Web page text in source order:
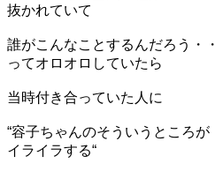
抜かれていて
誰がこんなことするんだろう・・
ってオロオロしていたら
当時付き合っていた人に
“容子ちゃんのそういうところが
イライラする“